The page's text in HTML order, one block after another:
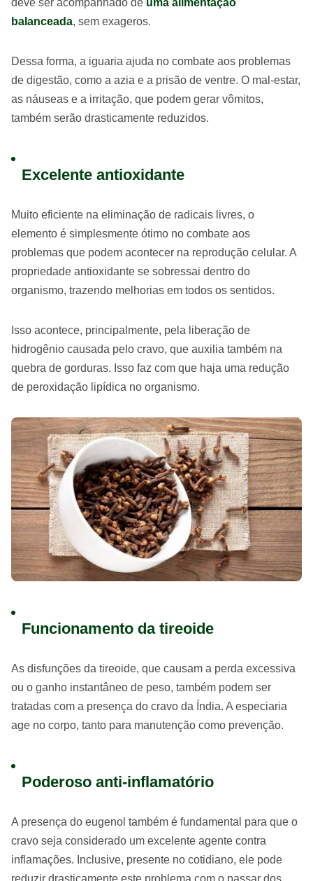
deve ser acompanhado de uma alimentação
balanceada, sem exageros.
Dessa forma, a iguaria ajuda no combate aos problemas
de digestão, como a azia e a prisão de ventre. O mal-estar,
as náuseas e a irritação, que podem gerar vômitos,
também serão drasticamente reduzidos.
Excelente antioxidante
Muito eficiente na eliminação de radicais livres, o
elemento é simplesmente ótimo no combate aos
problemas que podem acontecer na reprodução celular. A
propriedade antioxidante se sobressai dentro do
organismo, trazendo melhorias em todos os sentidos.
Isso acontece, principalmente, pela liberação de
hidrogênio causada pelo cravo, que auxilia também na
quebra de gorduras. Isso faz com que haja uma redução
de peroxidação lipídica no organismo.
Funcionamento da tireoide
As disfunções da tireoide, que causam a perda excessiva
ou o ganho instantâneo de peso, também podem ser
tratadas com a presença do cravo da Índia. A especiaria
age no corpo, tanto para manutenção como prevenção.
Poderoso anti-inflamatório
A presença do eugenol também é fundamental para que o
cravo seja considerado um excelente agente contra
inflamações. Inclusive, presente no cotidiano, ele pode
reduzir drasticamente este problema com o passar dos